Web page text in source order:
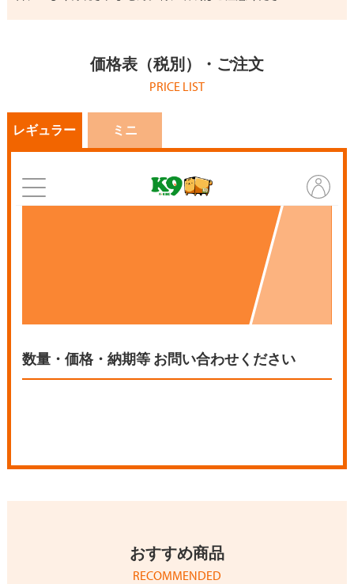
価格表（税別）・ご注文
PRICE LIST
レギュラー ミニ
おすすめ商品
RECOMMENDED